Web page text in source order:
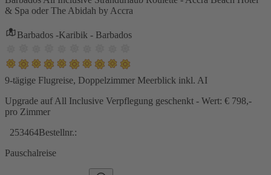
& Spa oder The Abidah by Accra
Barbados -Karibik - Barbados
9-tägige Flugreise, Doppelzimmer Meerblick inkl. AI
Upgrade auf All Inclusive Verpflegung geschenkt - Wert: € 798,-
pro Zimmer
253464Bestellnr.:
Pauschalreise